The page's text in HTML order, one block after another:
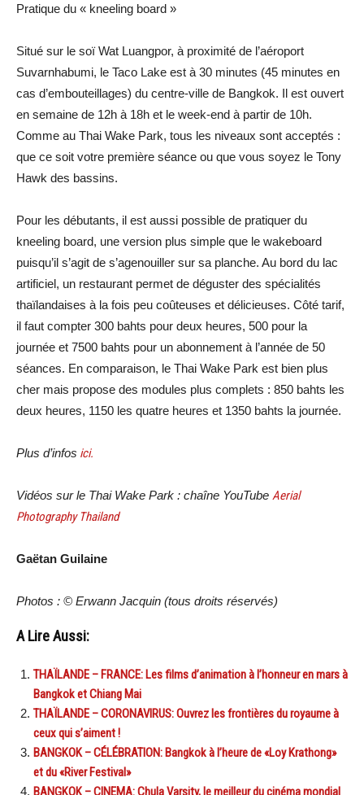
Pratique du « kneeling board »
Situé sur le soï Wat Luangpor, à proximité de l’aéroport
Suvarnhabumi, le Taco Lake est à 30 minutes (45 minutes en
cas d’embouteillages) du centre-ville de Bangkok. Il est ouvert
en semaine de 12h à 18h et le week-end à partir de 10h.
Comme au Thai Wake Park, tous les niveaux sont acceptés :
que ce soit votre première séance ou que vous soyez le Tony
Hawk des bassins.
Pour les débutants, il est aussi possible de pratiquer du
kneeling board, une version plus simple que le wakeboard
puisqu’il s’agit de s’agenouiller sur sa planche. Au bord du lac
artificiel, un restaurant permet de déguster des spécialités
thaïlandaises à la fois peu coûteuses et délicieuses. Côté tarif,
il faut compter 300 bahts pour deux heures, 500 pour la
journée et 7500 bahts pour un abonnement à l’année de 50
séances. En comparaison, le Thai Wake Park est bien plus
cher mais propose des modules plus complets : 850 bahts les
deux heures, 1150 les quatre heures et 1350 bahts la journée.
Plus d’infos ici.
Vidéos sur le Thai Wake Park : chaîne YouTube Aerial
Photography Thailand
Gaëtan Guilaine
Photos : © Erwann Jacquin (tous droits réservés)
A Lire Aussi:
THAÏLANDE – FRANCE: Les films d’animation à l’honneur en mars à
Bangkok et Chiang Mai
THAÏLANDE – CORONAVIRUS: Ouvrez les frontières du royaume à
ceux qui s’aiment !
BANGKOK – CÉLÉBRATION: Bangkok à l’heure de «Loy Krathong»
et du «River Festival»
BANGKOK – CINEMA: Chula Varsity, le meilleur du cinéma mondial